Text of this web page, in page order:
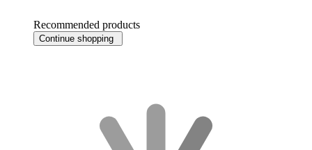
Recommended products
Continue shopping